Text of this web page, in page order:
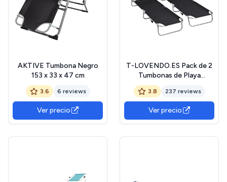
AKTIVE Tumbona Negro
153 x 33 x 47 cm
3.6 6 reviews
Ver precio
T-LOVENDO.ES Pack de 2
Tumbonas de Playa
Reclinables con Parasol
Ajustable | Plegables y
Portátiles | para Jardín,
Terraza, Piscina o Camping |
Aluminio Ligero y Tela
3.8 237 reviews
Ver precio